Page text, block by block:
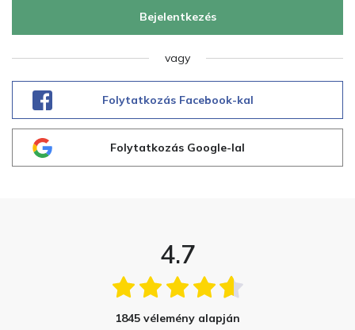
Bejelentkezés
vagy
Folytatkozás Facebook-kal
Folytatkozás Google-lal
4.7
1845 vélemény alapján